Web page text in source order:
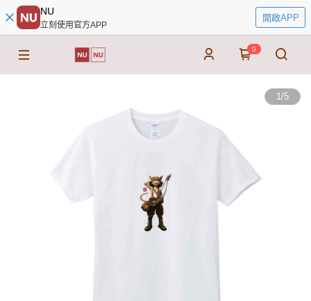
NU
立刻使用官方APP
開啟APP
0
1/5